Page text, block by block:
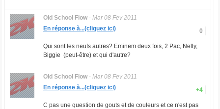
Old School Flow- Mar 08 Fev 2011
0
En réponse à...(cliquez ici)
Qui sont les neufs autres? Eminem deux fois, 2 Pac, Nelly,
Biggie (peut-être) et qui d'autre?
Old School Flow- Mar 08 Fev 2011
+4
En réponse à...(cliquez ici)
C pas une question de gouts et de couleurs et ce n'est pas